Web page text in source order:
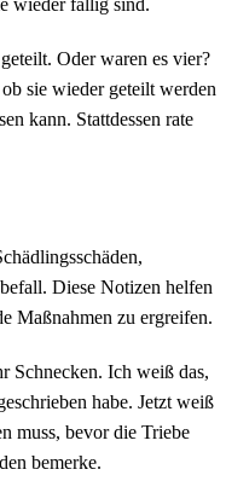
Oder waren es vier?
sie wieder geteilt werden
kann. Stattdessen rate
Diese Notizen helfen
Maßnahmen zu ergreifen.
Schnecken. Ich weiß das,
habe. Jetzt weiß
muss, bevor die Triebe
bemerke.